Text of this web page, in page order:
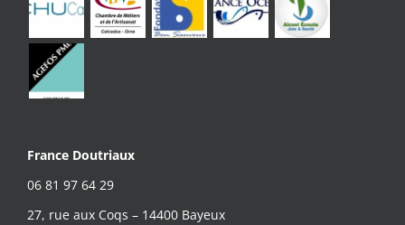
France Doutriaux
06 81 97 64 29
27, rue aux Coqs – 14400 Bayeux